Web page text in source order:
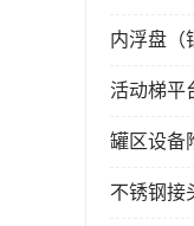
内浮盘（
活动梯平
罐区设备
不锈钢接